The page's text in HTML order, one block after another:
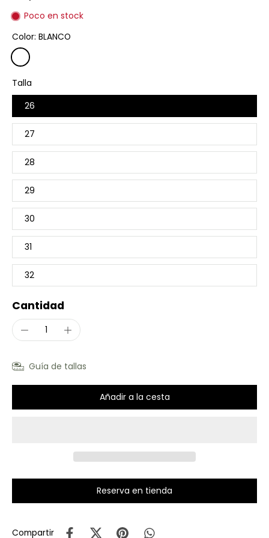
Poco en stock
Color: BLANCO
Talla
26
27
28
29
30
31
32
Cantidad
Guía de tallas
Añadir a la cesta
Reserva en tienda
Compartir